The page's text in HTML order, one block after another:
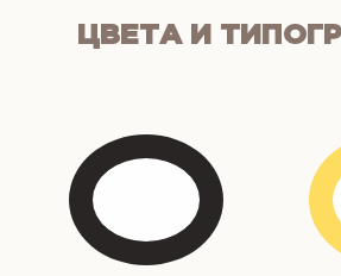
ЦВЕТА И